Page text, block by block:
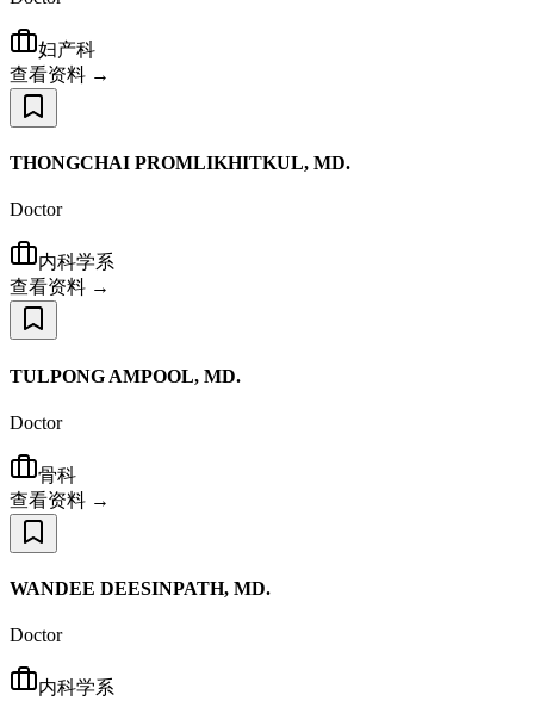
妇产科
查看资料 →
THONGCHAI PROMLIKHITKUL, MD.
Doctor
内科学系
查看资料 →
TULPONG AMPOOL, MD.
Doctor
骨科
查看资料 →
WANDEE DEESINPATH, MD.
Doctor
内科学系